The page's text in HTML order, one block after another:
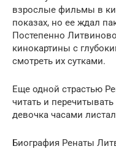
взрослые фильмы в
показах, но ее ждал
Постепенно
кинокартины с
смотреть их сутками.
Еще одной страстью
читать и
девочка часами
Биография Ренаты